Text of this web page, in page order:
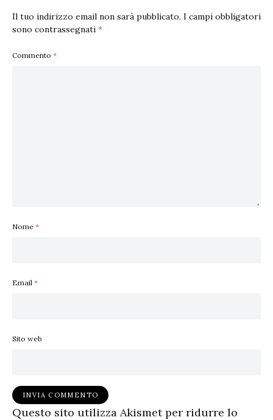
Il tuo indirizzo email non sarà pubblicato. I campi obbligatori
sono contrassegnati *
Commento *
Nome *
Email *
Sito web
Questo sito utilizza Akismet per ridurre lo